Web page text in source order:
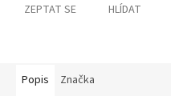
ZEPTAT SE HLÍDAT
Popis Značka